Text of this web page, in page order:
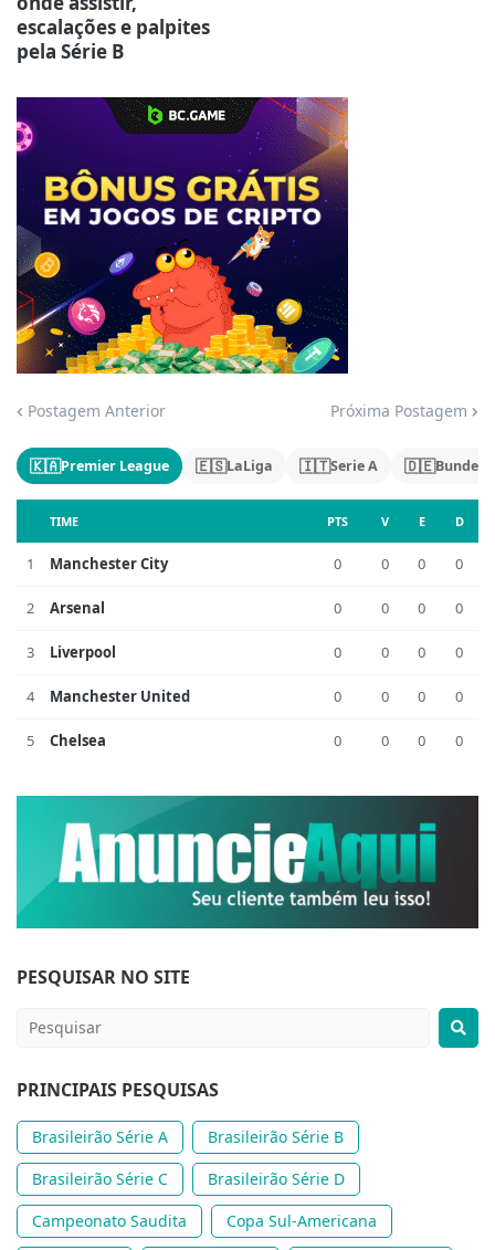
escalações e palpites
pela Série B
Jogue com responsabilidade. 18+
Postagem Anterior Próxima Postagem
🇰🇦Premier League 🇪🇸LaLiga 🇮🇹Serie A 🇩🇪
TIME PTS V E D
1 Manchester City 0 0 0 0
2 Arsenal 0 0 0 0
3 Liverpool 0 0 0 0
4 Manchester United 0 0 0 0
5 Chelsea 0 0 0 0
PESQUISAR NO SITE
PRINCIPAIS PESQUISAS
Brasileirão Série A
Brasileirão Série B
Brasileirão Série C
Brasileirão Série D
Campeonato Saudita
Copa Sul-Americana